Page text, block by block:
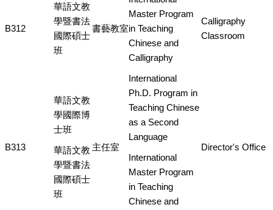
B312
華語文教
學暨書法
國際碩士
班
書藝教室
Master Program
in Teaching
Chinese and
Calligraphy
Calligraphy
Classroom
B313
華語文教
學國際博
士班
華語文教
學暨書法
國際碩士
班
主任室
International
Ph.D. Program in
Teaching Chinese
as a Second
Language
International
Master Program
in Teaching
Chinese and
Director's Office